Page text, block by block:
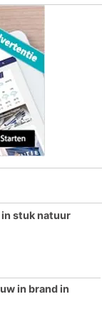
stuk natuur
in brand in